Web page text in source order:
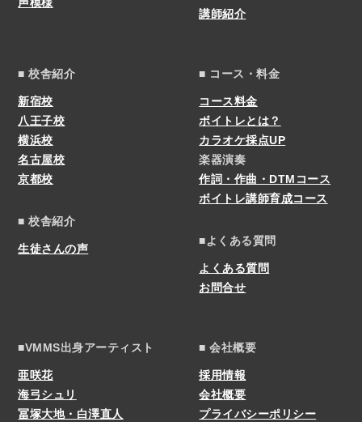
講師紹介
■ 校舎紹介
新宿校
八王子校
横浜校
名古屋校
京都校
■ 校舎紹介
生徒さんの声
■ コース・料金
コース料金
ボイトレとは？
カラオケ採点UP
楽器演奏
作詞・作曲・DTMコース
ボイトレ講師育成コース
■よくある質問
よくある質問
お問合せ
■VMMS出身アーティスト
亜咲花
海弓シュリ
冨塚大地・白澤直人
■ 会社概要
採用情報
会社概要
プライバシーポリシー